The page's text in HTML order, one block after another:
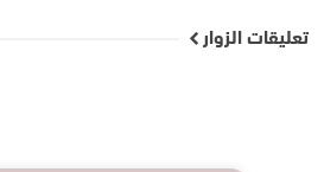
تعليقات الزوار